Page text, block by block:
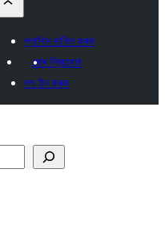
প্লাগিন দাখিল কৰক
মোৰ প্ৰিয়বোৰ
লগ ইন কৰক